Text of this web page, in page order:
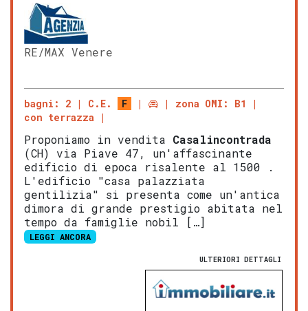
RE/MAX Venere
bagni: 2 C.E. F
zona OMI: B1
con terrazza
Proponiamo in vendita Casalincontrada
(CH) via Piave 47, un'affascinante
edificio di epoca risalente al 1500 .
L'edificio "casa palazziata
gentilizia" si presenta come un'antica
dimora di grande prestigio abitata nel
tempo da famiglie nobil […]
LEGGI ANCORA
ULTERIORI DETTAGLI